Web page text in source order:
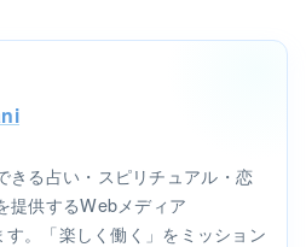
きる占い・スピリチュアル・恋
提供するWebメディア
す。「楽しく働く」をミッション